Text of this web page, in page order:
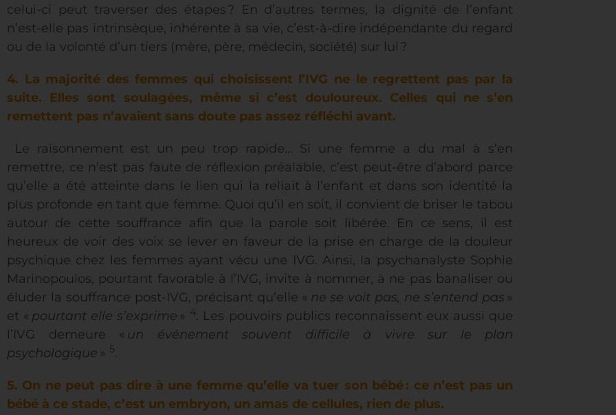
celui-ci peut traverser des étapes ? En d’autres termes, la dignité de l’enfant
n’est-elle pas intrinsèque, inhérente à sa vie, c’est-à-dire indépendante du regard
ou de la volonté d’un tiers (mère, père, médecin, société) sur lui ?
4. La majorité des femmes qui choisissent l’IVG ne le regrettent pas par la
suite. Elles sont soulagées, même si c’est douloureux. Celles qui ne s’en
remettent pas n’avaient sans doute pas assez réfléchi avant.
Le raisonnement est un peu trop rapide… Si une femme a du mal à s’en
remettre, ce n’est pas faute de réflexion préalable, c’est peut-être d’abord parce
qu’elle a été atteinte dans le lien qui la reliait à l’enfant et dans son identité la
plus profonde en tant que femme. Quoi qu’il en soit, il convient de briser le tabou
autour de cette souffrance afin que la parole soit libérée. En ce sens, il est
heureux de voir des voix se lever en faveur de la prise en charge de la douleur
psychique chez les femmes ayant vécu une IVG. Ainsi, la psychanalyste Sophie
Marinopoulos, pourtant favorable à l’IVG, invite à nommer, à ne pas banaliser ou
éluder la souffrance post-IVG, précisant qu’elle « ne se voit pas, ne s’entend pas »
et « pourtant elle s’exprime » 4. Les pouvoirs publics reconnaissent eux aussi que
l’IVG demeure « un événement souvent difficile à vivre sur le plan
psychologique » 5.
5. On ne peut pas dire à une femme qu’elle va tuer son bébé : ce n’est pas un
bébé à ce stade, c’est un embryon, un amas de cellules, rien de plus.